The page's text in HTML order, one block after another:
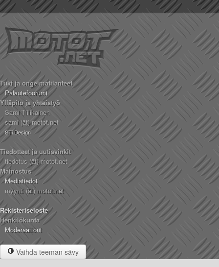
Tuki ja ongelmatilanteet
Palautefoorumi
Ylläpito ja yhteistyö
Sami Tiilikainen
sami (ät) motot.net
STi Design
Tiedotteet ja uutisvinkit
tiedotus (ät) motot.net
Mainostus
Mediatiedot
myynti (ät) motot.net
Rekisteriseloste
Henkilökunta
Moderaattorit
Vaihda teeman sävy